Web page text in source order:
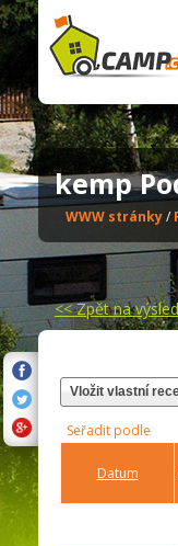
kemp
WWW stránky/
<<Zpět na
Vložit vlastní
Seřadit podle
Datum